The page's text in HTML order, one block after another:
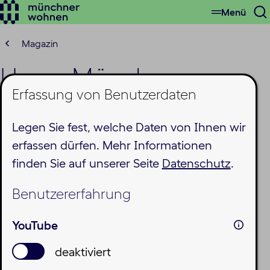
Erfassung von Benutzerdaten
Legen Sie fest, welche Daten von Ihnen wir
erfassen dürfen. Mehr Informationen
finden Sie auf unserer Seite Datenschutz.
Benutzererfahrung
YouTube
deaktiviert
Zum
springen
Menü
Magazin
Unser München:
Klimaquartier
Ramersdorf auf
münchen.tv
Donnerstag, 17.07.2025
Die Münchner Wohnen ist regelmäßig auf